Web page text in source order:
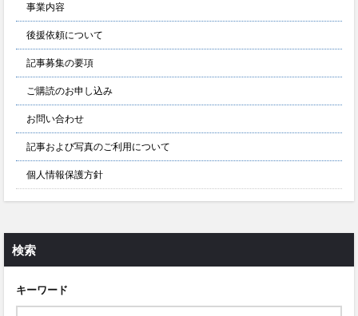
事業内容
後援依頼について
記事募集の要項
ご購読のお申し込み
お問い合わせ
記事および写真のご利用について
個人情報保護方針
検索
キーワード